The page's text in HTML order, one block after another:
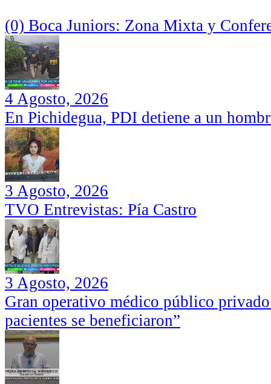
(0) Boca Juniors: Zona Mixta y
4 Agosto, 2026
En Pichidegua, PDI detiene a un
3 Agosto, 2026
TVO Entrevistas: Pía Castro
3 Agosto, 2026
Gran operativo médico público
pacientes se beneficiaron”